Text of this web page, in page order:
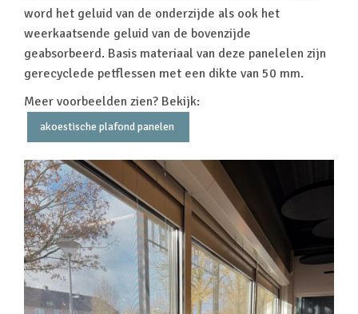
word het geluid van de onderzijde als ook het
weerkaatsende geluid van de bovenzijde
geabsorbeerd. Basis materiaal van deze panelelen zijn
gerecyclede petflessen met een dikte van 50 mm.
Meer voorbeelden zien? Bekijk:
akoestische plafond panelen